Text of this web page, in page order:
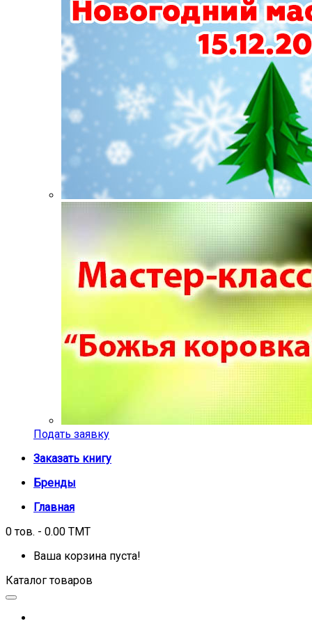
Подать заявку
Заказать книгу
Бренды
Главная
0 тов. - 0.00 TMT
Ваша корзина пуста!
Каталог товаров